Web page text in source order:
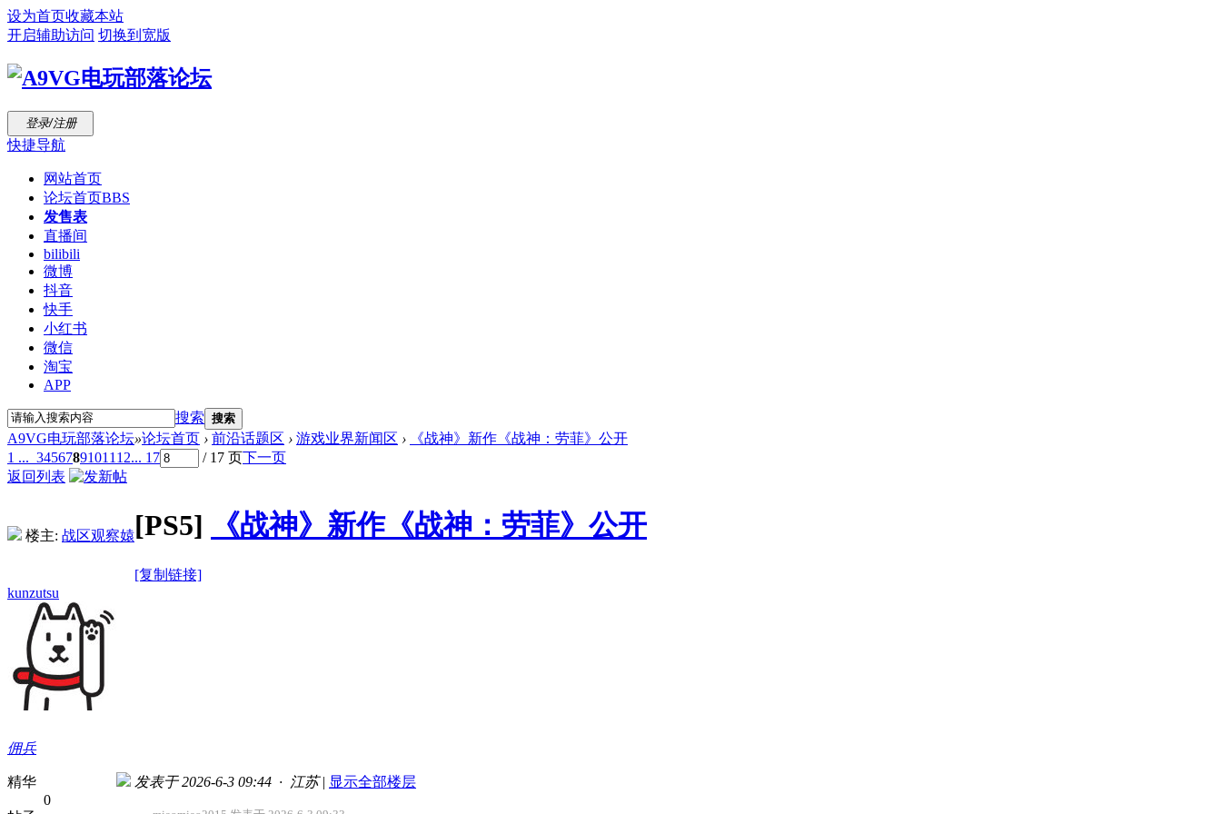
设为首页收藏本站
开启辅助访问 切换到宽版
登录/注册
快捷导航
网站首页
论坛首页BBS
发售表
直播间
bilibili
微博
抖音
快手
小红书
微信
淘宝
APP
搜索 搜索
A9VG电玩部落论坛»论坛首页 › 前沿话题区 › 游戏业界新闻区 ›
《战神》新作《战神：劳菲》公开
1 ... 34567891011 12... 17 / 17 页下一页
返回列表
楼主: 战区观察媴[PS5] 《战神》新作《战神：劳菲》公开
[复制链接]
kunzutsu
佣兵
精华
0
发表于 2026-6-3 09:44 · 江苏 | 显示全部楼层